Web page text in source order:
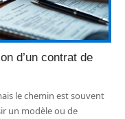
d’un contrat de
le chemin est souvent
un modèle ou de